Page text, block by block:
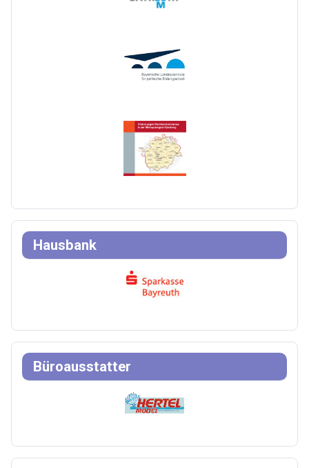
Hausbank
Büroausstatter